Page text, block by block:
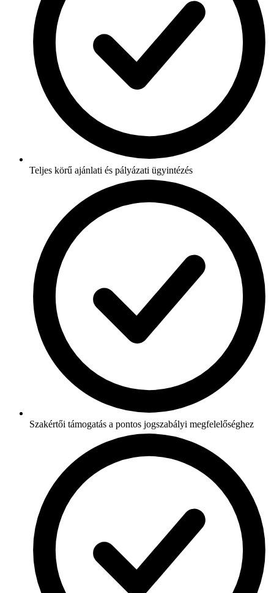
Teljes körű ajánlati és pályázati ügyintézés
Szakértői támogatás a pontos jogszabályi megfelelőséghez